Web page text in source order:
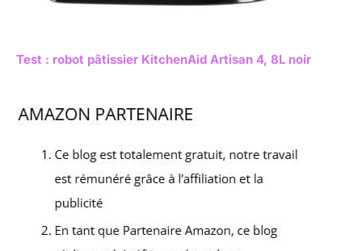
Test : robot pâtissier KitchenAid Artisan 4, 8L noir